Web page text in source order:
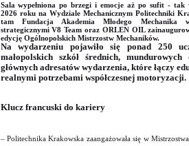
Sala wypełniona po brzegi i emocje aż po sufit - tak
2026 roku na Wydziale Mechanicznym Politechniki
tam Fundacja Akademia Młodego Mechanika
strategicznymi V8 Team oraz ORLEN OIL
edycję Ogólnopolskich Mistrzostw Mechaników.
Na wydarzeniu pojawiło się ponad 250
małopolskich szkół średnich,
głównych adresatów wydarzenia, które łączy
realnymi potrzebami współczesnej motoryzacji.
Klucz francuski do kariery
– Politechnika Krakowska zaangażowała się w